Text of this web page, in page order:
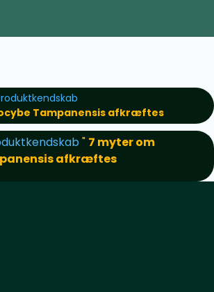
Tampanensis afkræftes
" 7 myter om
afkræftes